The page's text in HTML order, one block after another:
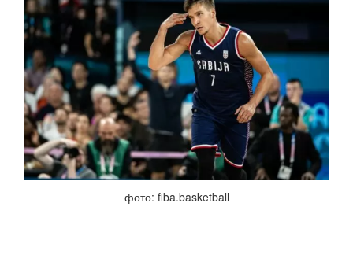
фото: fiba.basketball